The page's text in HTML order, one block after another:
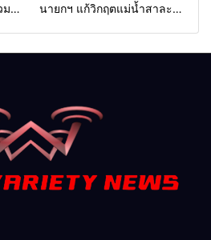
ม
นายกฯ แก้วิกฤตแม่น้ำสาละ